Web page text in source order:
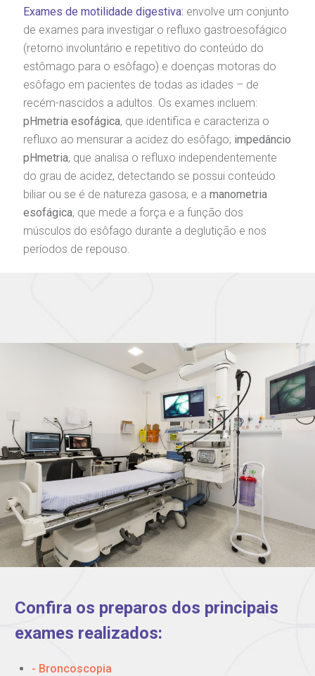
Exames de motilidade digestiva: envolve um conjunto
de exames para investigar o refluxo gastroesofágico
(retorno involuntário e repetitivo do conteúdo do
estômago para o esôfago) e doenças motoras do
esôfago em pacientes de todas as idades – de
recém-nascidos a adultos. Os exames incluem:
pHmetria esofágica, que identifica e caracteriza o
refluxo ao mensurar a acidez do esôfago; impedâncio
pHmetria, que analisa o refluxo independentemente
do grau de acidez, detectando se possui conteúdo
biliar ou se é de natureza gasosa; e a manometria
esofágica, que mede a força e a função dos
músculos do esôfago durante a deglutição e nos
períodos de repouso.
Confira os preparos dos principais
exames realizados:
- Broncoscopia